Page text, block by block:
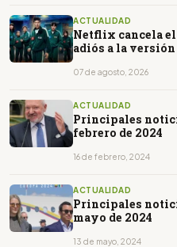
ACTUALIDAD
Netflix cancela el
adiós a la
07 de agosto, 2026
ACTUALIDAD
Principales
febrero de 2024
16 de febrero, 2024
ACTUALIDAD
Principales
mayo de 2024
13 de mayo, 2024